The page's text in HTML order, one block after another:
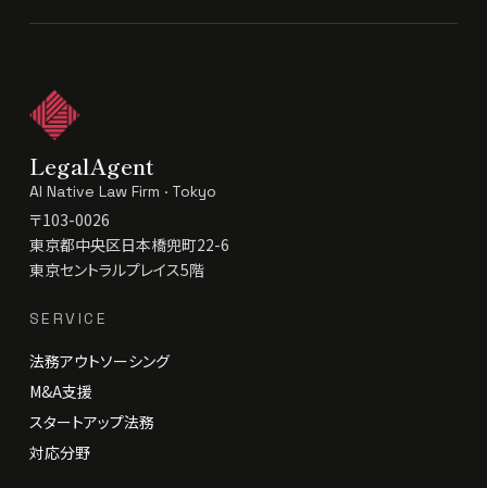
LegalAgent
AI Native Law Firm · Tokyo
〒103-0026
東京都中央区日本橋兜町22-6
東京セントラルプレイス5階
SERVICE
法務アウトソーシング
M&A支援
スタートアップ法務
対応分野